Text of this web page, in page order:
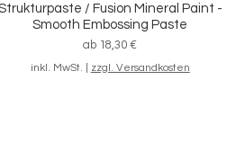
Schnellansicht
/ Fusion Mineral Paint -
Smooth Embossing Paste
ab 18,30 €
Sale-Preis
inkl. MwSt. zzgl. Versandkosten